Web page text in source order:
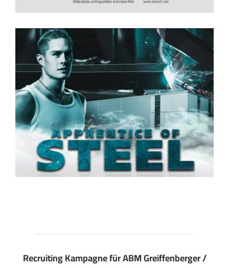
Recruiting Kampagne für ABM Greiffenberger /